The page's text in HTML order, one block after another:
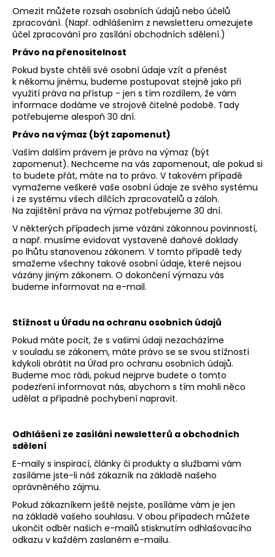
Omezit můžete rozsah osobních údajů nebo účelů
zpracování. (Např. odhlášením z newsletteru omezujete
účel zpracování pro zasílání obchodních sdělení.)
Právo na přenositelnost
Pokud byste chtěli své osobní údaje vzít a přenést
k někomu jinému, budeme postupovat stejně jako při
využití práva na přístup - jen s tím rozdílem, že vám
informace dodáme ve strojově čitelné podobě. Tady
potřebujeme alespoň 30 dní.
Právo na výmaz (být zapomenut)
Vaším dalším právem je právo na výmaz (být
zapomenut). Nechceme na vás zapomenout, ale pokud si
to budete přát, máte na to právo. V takovém případě
vymažeme veškeré vaše osobní údaje ze svého systému
i ze systému všech dílčích zpracovatelů a záloh.
Na zajištění práva na výmaz potřebujeme 30 dní.
V některých případech jsme vázáni zákonnou povinností,
a např. musíme evidovat vystavené daňové doklady
po lhůtu stanovenou zákonem. V tomto případě tedy
smažeme všechny takové osobní údaje, které nejsou
vázány jiným zákonem. O dokončení výmazu vás
budeme informovat na e-mail.
Stížnost u Úřadu na ochranu osobních údajů
Pokud máte pocit, že s vašimi údaji nezacházíme
v souladu se zákonem, máte právo se se svou stížností
kdykoli obrátit na Úřad pro ochranu osobních údajů.
Budeme moc rádi, pokud nejprve budete o tomto
podezření informovat nás, abychom s tím mohli něco
udělat a případné pochybení napravit.
Odhlášení ze zasílání newsletterů a obchodních
sdělení
E-maily s inspirací, články či produkty a službami vám
zasíláme jste-li náš zákazník na základě našeho
oprávněného zájmu.
Pokud zákazníkem ještě nejste, posíláme vám je jen
na základě vašeho souhlasu. V obou případech můžete
ukončit odběr našich e-mailů stisknutím odhlašovacího
odkazu v každém zaslaném e-mailu.